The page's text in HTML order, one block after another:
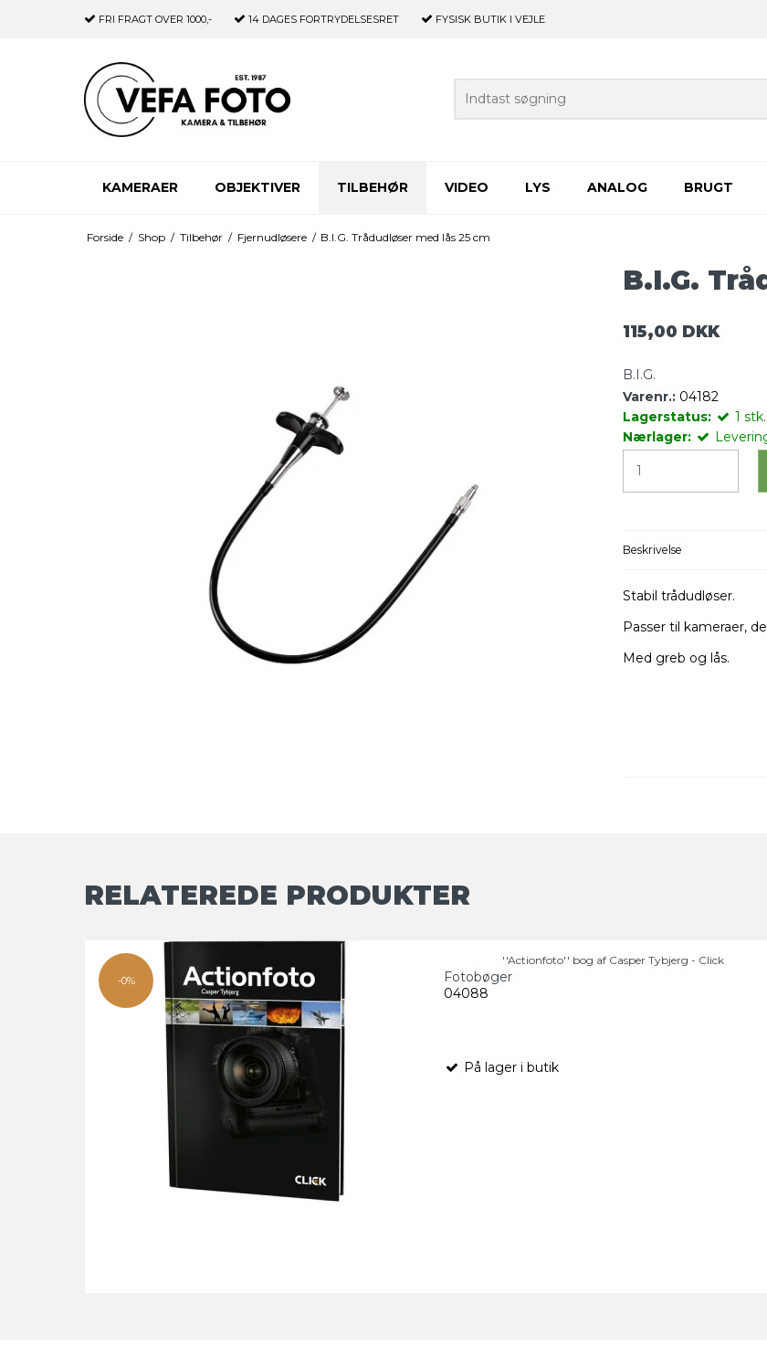
FRI FRAGT OVER 1000,- 14 DAGES FORTRYDELSESRET FYSISK BUTIK I VEJLE
KAMERAER OBJEKTIVER TILBEHØR VIDEO LYS ANALOG BRUGT
Forside / Shop / Tilbehør / Fjernudløsere / B.I.G. Trådudløser med lås 25 cm
B.I.G.
115,00 DKK
B.I.G.
Varenr.: 04182
Lagerstatus:
1 stk.
Nærlager:
Beskrivelse
Stabil trådudløser.
Passer til kameraer,
Med greb og lås.
RELATEREDE PRODUKTER
-0%
''Actionfoto'' bog af Casper Tybjerg - Click
Fotobøger
04088
På lager i butik